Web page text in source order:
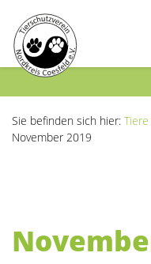
Sie befinden sich hier: Tiere
November 2019